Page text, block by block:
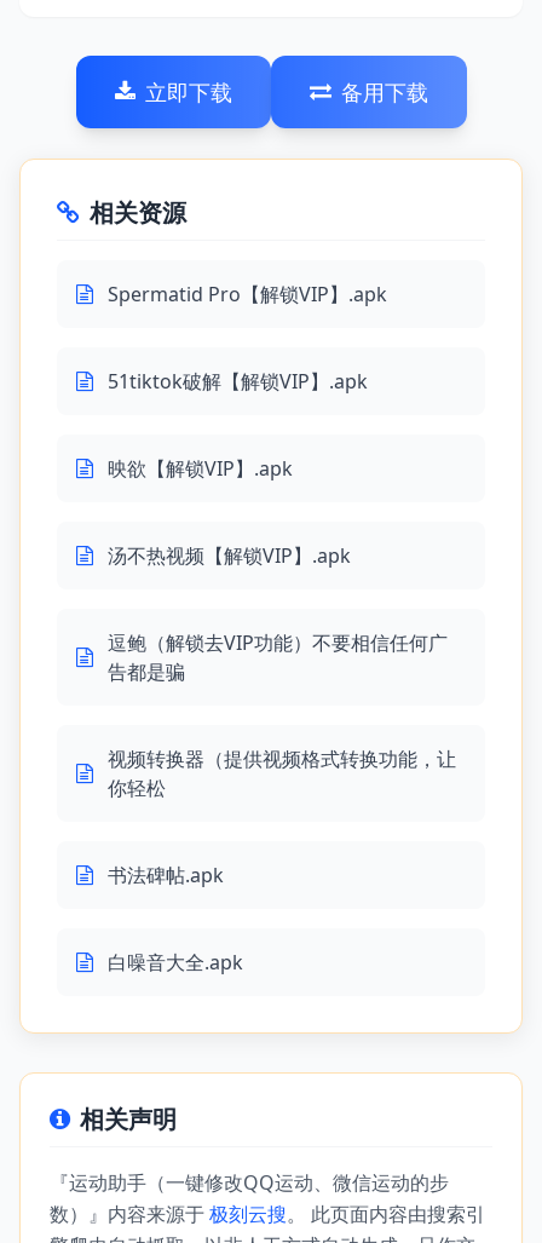
立即下载 备用下载
相关资源
Spermatid Pro【解锁VIP】.apk
51tiktok破解【解锁VIP】.apk
映欲【解锁VIP】.apk
汤不热视频【解锁VIP】.apk
逗鲍（解锁去VIP功能）不要相信任何广
告都是骗
视频转换器（提供视频格式转换功能，让
你轻松
书法碑帖.apk
白噪音大全.apk
相关声明
『运动助手（一键修改QQ运动、微信运动的步
数）』内容来源于极刻云搜。 此页面内容由搜索引